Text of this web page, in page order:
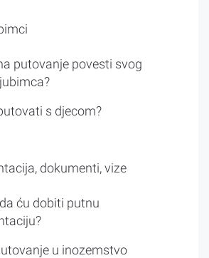
putovanje povesti svog
s djecom?
dokumenti, vize
ću dobiti putnu
u inozemstvo